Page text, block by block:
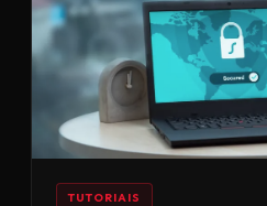
TUTORIAIS